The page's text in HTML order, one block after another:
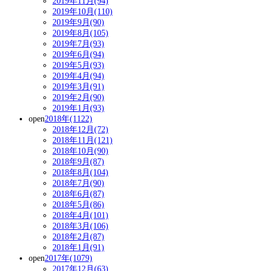
2019年10月(110)
2019年9月(90)
2019年8月(105)
2019年7月(93)
2019年6月(94)
2019年5月(93)
2019年4月(94)
2019年3月(91)
2019年2月(90)
2019年1月(93)
open2018年(1122)
2018年12月(72)
2018年11月(121)
2018年10月(90)
2018年9月(87)
2018年8月(104)
2018年7月(90)
2018年6月(87)
2018年5月(86)
2018年4月(101)
2018年3月(106)
2018年2月(87)
2018年1月(91)
open2017年(1079)
2017年12月(63)